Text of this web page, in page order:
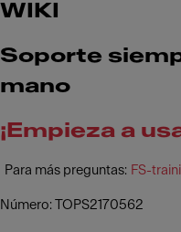
WIKI
Soporte
mano
¡Empieza a
Para más preguntas: FS-
Número: TOPS2170562